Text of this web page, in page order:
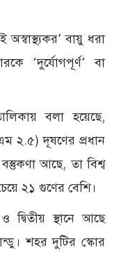
বায়ু ধরা
‘দুর্যোগপূর্ণ’ বা
বলা হয়েছে,
২.৫) দূষণের প্রধান
আছে, তা বিশ্ব
২১ গুণের বেশি।
স্থানে আছে
শহর দুটির স্কোর